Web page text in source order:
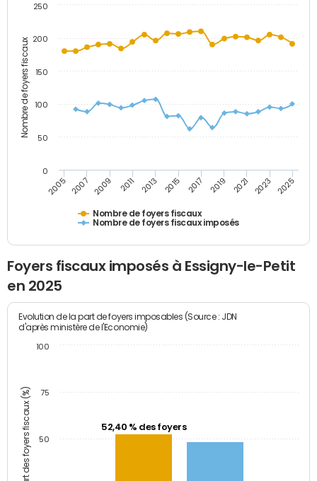
Nombre de foyers fiscaux
Nombre de foyers fiscaux
Nombre de foyers fiscaux imposés
2005 2007 2009 2011 2013 2015 2017 2019 2021 2023 2025
0
50
100
150
200
250
Foyers fiscaux imposés à Essigny-le-Petit
en 2025
Part des foyers fiscaux (%)
Evolution de la part de foyers imposables (Source : JDN
d'après ministère de l'Economie)
52,40 % des foyers
50
75
100